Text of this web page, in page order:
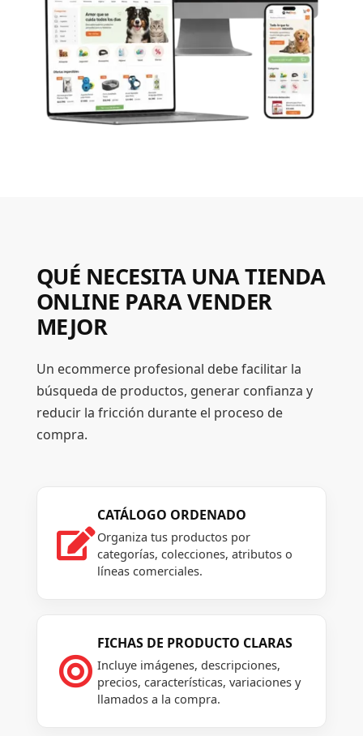
QUÉ NECESITA UNA TIENDA
ONLINE PARA VENDER
MEJOR
Un ecommerce profesional debe facilitar la
búsqueda de productos, generar confianza y
reducir la fricción durante el proceso de
compra.

CATÁLOGO ORDENADO
Organiza tus productos por
categorías, colecciones, atributos o
líneas comerciales.

FICHAS DE PRODUCTO CLARAS
Incluye imágenes, descripciones,
precios, características, variaciones y
llamados a la compra.